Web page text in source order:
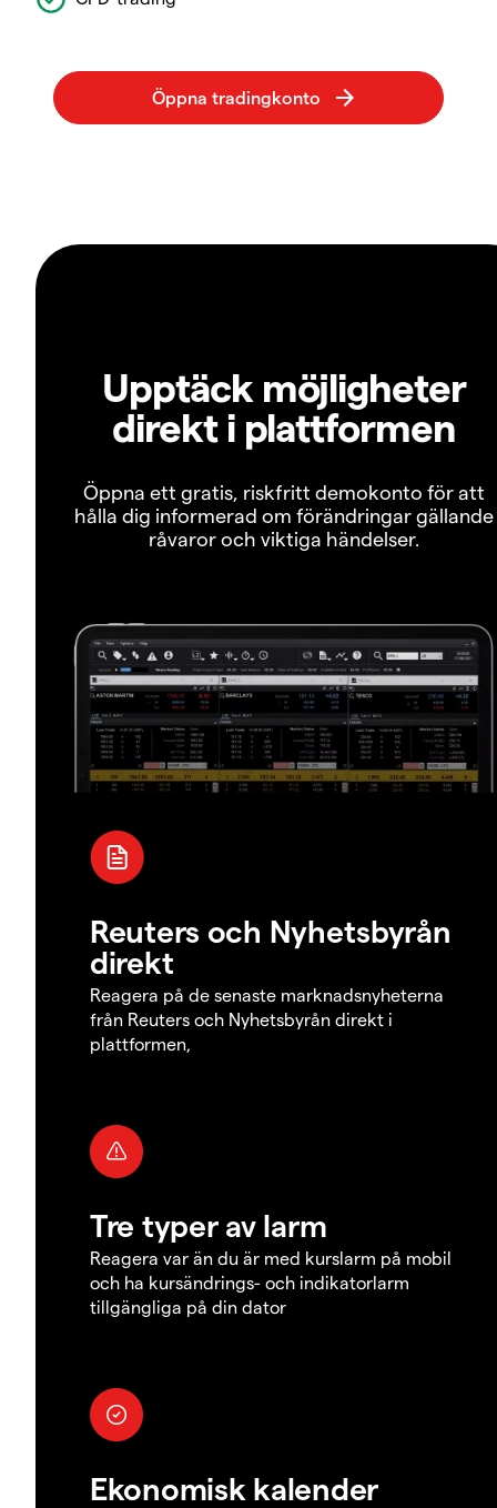
Upptäck möjligheter
direkt i plattformen
Öppna ett gratis, riskfritt demokonto för att
hålla dig informerad om förändringar gällande
råvaror och viktiga händelser.
Reuters och Nyhetsbyrån
direkt
Reagera på de senaste marknadsnyheterna
från Reuters och Nyhetsbyrån direkt i
plattformen,
Tre typer av larm
Reagera var än du är med kurslarm på mobil
och ha kursändrings- och indikatorlarm
tillgängliga på din dator
Ekonomisk kalender